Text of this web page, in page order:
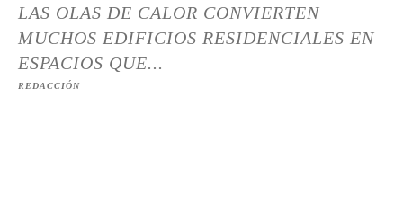
LAS OLAS DE CALOR CONVIERTEN
MUCHOS EDIFICIOS RESIDENCIALES EN
ESPACIOS QUE...
REDACCIÓN